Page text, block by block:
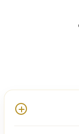
حد و مرز ارائه شد.
پس ازشبکه بیت کوین و